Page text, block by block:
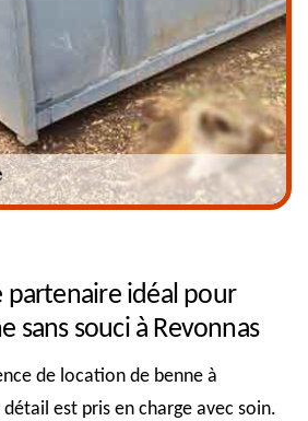
partenaire idéal pour
sans souci à Revonnas
de location de benne à
est pris en charge avec soin.